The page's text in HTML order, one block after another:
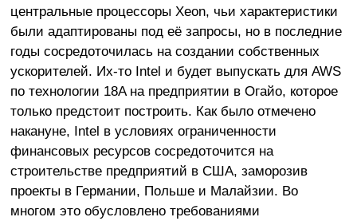
центральные процессоры Xeon, чьи характеристики
были адаптированы под её запросы, но в последние
годы сосредоточилась на создании собственных
ускорителей. Их-то Intel и будет выпускать для AWS
по технологии 18A на предприятии в Огайо, которое
только предстоит построить. Как было отмечено
накануне, Intel в условиях ограниченности
финансовых ресурсов сосредоточится на
строительстве предприятий в США, заморозив
проекты в Германии, Польше и Малайзии. Во
многом это обусловлено требованиями